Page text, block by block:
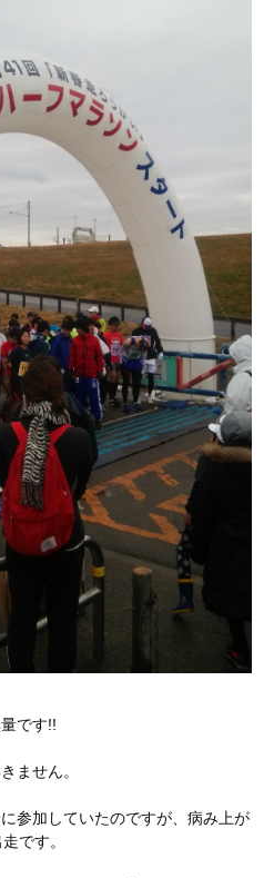
です!!
ません。
参加していたのですが、病み上が
です。